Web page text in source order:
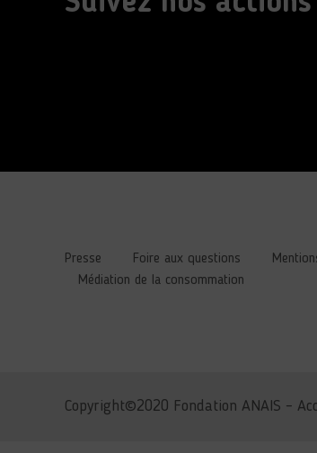
Presse Foire aux questions
Médiation de la consommation
Copyright©2020 Fondation ANAIS –